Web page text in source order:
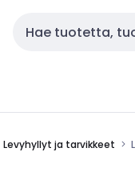
Haku
Levyhyllyt ja tarvikkeet